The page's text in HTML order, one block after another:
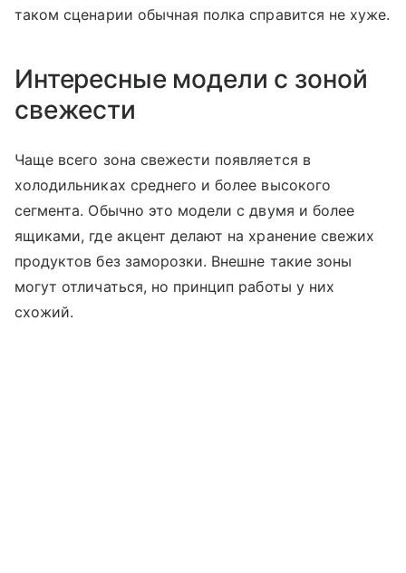
таком сценарии обычная полка справится не хуже.
Интересные модели с зоной
свежести
Чаще всего зона свежести появляется в
холодильниках среднего и более высокого
сегмента. Обычно это модели с двумя и более
ящиками, где акцент делают на хранение свежих
продуктов без заморозки. Внешне такие зоны
могут отличаться, но принцип работы у них
схожий.